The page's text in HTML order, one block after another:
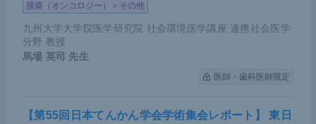
腫瘍（オンコロジー）＞その他
九州大学大学院医学研究院 社会環境医学講座 連携社会医学
分野 教授
馬場 英司 先生
医師・歯科医師限定
【第55回日本てんかん学会学術集会レポート】 東日